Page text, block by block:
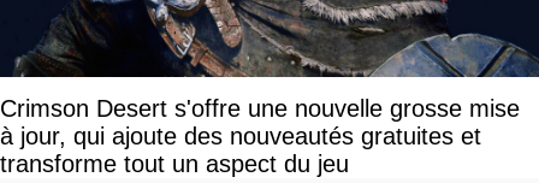
Crimson Desert s'offre une nouvelle grosse mise
à jour, qui ajoute des nouveautés gratuites et
transforme tout un aspect du jeu